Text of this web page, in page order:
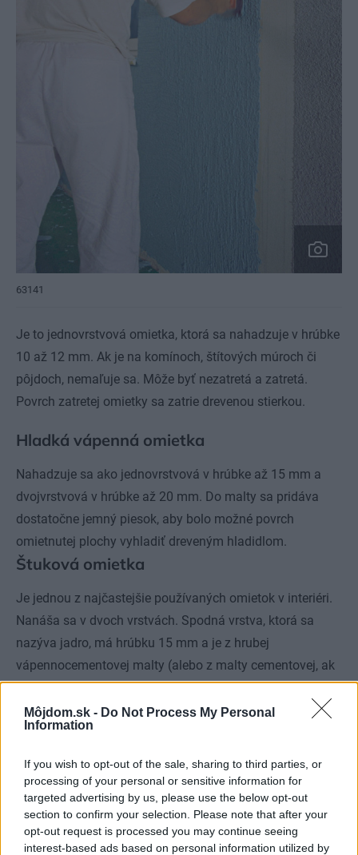
Môjdom.sk - Do Not Process My Personal
Information
If you wish to opt-out of the sale, sharing to third parties, or
processing of your personal or sensitive information for
targeted advertising by us, please use the below opt-out
section to confirm your selection. Please note that after your
opt-out request is processed you may continue seeing
interest-based ads based on personal information utilized by
63141
Je to jednovrstvová omietka, ktorá sa nahadzuje v hrúbke
10 až 12 mm. Ak je na komínoch, štítových múroch či
pôjdoch, nemaľuje sa. Môže byť nezatretá a zatretá.
Povrch zatretej omietky sa zatrie drevenou stierkou.
Hladká vápenná omietka
Nahadzuje sa ako jednovrstvová v hrúbke až 15 mm a
dvojvrstvová v hrúbke až 20 mm. Do malty sa pridáva
dostatočne jemný piesok, aby bolo možné povrch
omietnutej plochy vyhladiť dreveným hladidlom.
Štuková omietka
Je jednou z najčastejšie používaných omietok v interiéri.
Nanáša sa v dvoch vrstvách. Spodná vrstva, ktorá sa
nazýva jadro, má hrúbku 15 mm a je z hrubej
vápennocementovej malty (alebo z malty cementovej, ak
chceme dosiahnuť väčšiu pevnosť), lícna štuková vrstva
je z jemnej vápennej malty a naťahuje sa v hrúbke 3 až 5
mm drevenými alebo kovovými hladidlami na vyrovnané
jemný preosiaty piesok. Lícna vrstva sa vyhladzuje
dreveným alebo plsteným hladidlom za stáleho kropenia
stierkou. Do štukovej omietky možno pridať aj sadru a
potom sa nahadzuje ako veľmi jemná omietka.